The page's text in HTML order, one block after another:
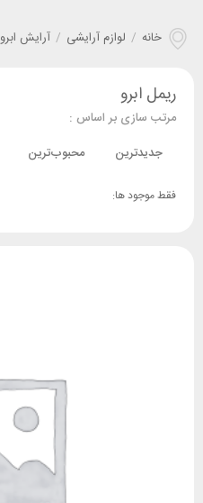
خانه / لوازم آرایشی / آرایش ابرو
ریمل ابرو
مرتب سازی بر اساس :
جدیدترین
محبوب‌ترین
فقط موجود ها: